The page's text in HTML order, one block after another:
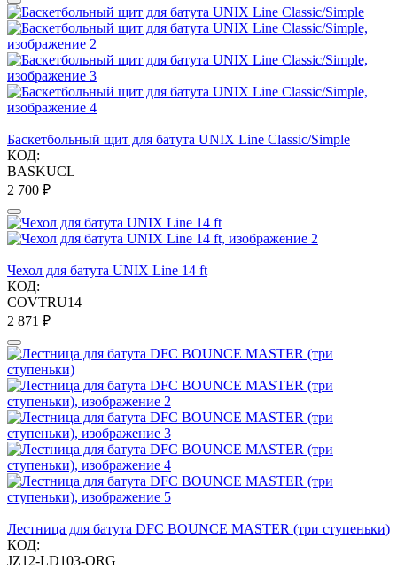
Баскетбольный щит для батута UNIX Line Classic/Simple
КОД:
BASKUCL
2 700 ₽
Чехол для батута UNIX Line 14 ft
КОД:
COVTRU14
2 871 ₽
Лестница для батута DFC BOUNCE MASTER (три ступеньки)
КОД:
JZ12-LD103-ORG